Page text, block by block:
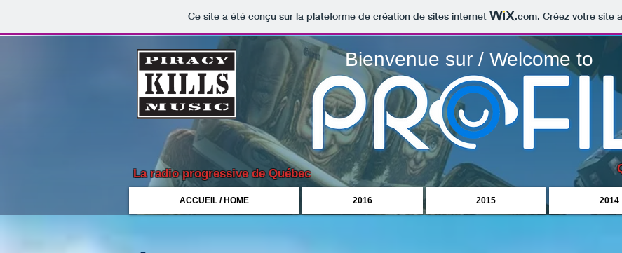
Ce site a été conçu sur la plateforme de création de sites internet .com. Créez votre site
Bienvenue sur / Welcome to
La radio progressive de Québec
ACCUEIL / HOME 2016 2015 2014